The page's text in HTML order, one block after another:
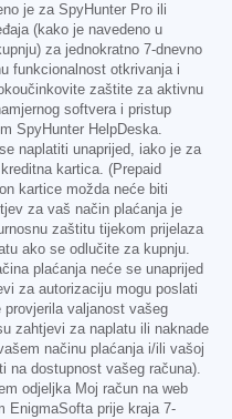
je za SpyHunter Pro ili
(kako je navedeno u
za jednokratno 7-dnevno
funkcionalnost otkrivanja i
zaštite za aktivnu
softvera i pristup
SpyHunter HelpDeska.
naplatiti unaprijed, iako je za
kartica. (Prepaid
kartice možda neće biti
za vaš način plaćanja je
zaštitu tijekom prijelaza
ako se odlučite za kupnju.
plaćanja neće se unaprijed
za autorizaciju mogu poslati
valjanost vašeg
zahtjevi za naplatu ili naknade
načinu plaćanja i/ili vašoj
dostupnost vašeg računa).
odjeljka Moj račun na web
EnigmaSofta prije kraja 7-